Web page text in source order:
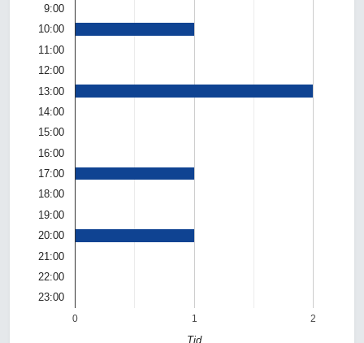
0 1 2
9:00
10:00
11:00
12:00
13:00
14:00
15:00
16:00
17:00
18:00
19:00
20:00
21:00
22:00
23:00
Tid